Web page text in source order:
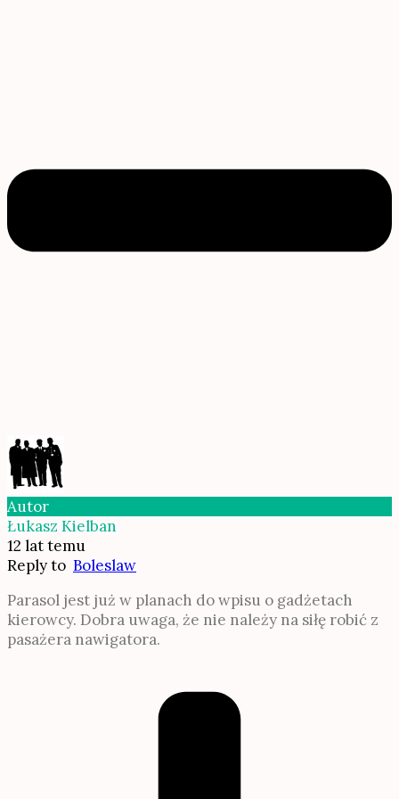
Autor
Łukasz Kielban
12 lat temu
Reply to Boleslaw
Parasol jest już w planach do wpisu o gadżetach
kierowcy. Dobra uwaga, że nie należy na siłę robić z
pasażera nawigatora.